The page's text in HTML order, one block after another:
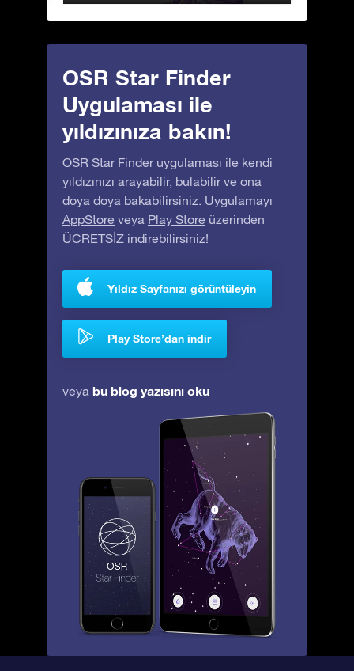
OSR Star Finder
Uygulaması ile
yıldızınıza bakın!
OSR Star Finder uygulaması ile kendi
yıldızınızı arayabilir, bulabilir ve ona
doya doya bakabilirsiniz. Uygulamayı
AppStore veya Play Store üzerinden
ÜCRETSİZ indirebilirsiniz!
Yıldız Sayfanızı görüntüleyin
Play Store’dan indir
veya bu blog yazısını oku